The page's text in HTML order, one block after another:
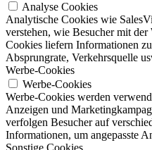
Analyse Cookies
Analytische Cookies wie
verstehen, wie Besucher mit der
Cookies liefern Informationen
Absprungrate, Verkehrsquelle
Werbe-Cookies
Werbe-Cookies
Werbe-Cookies werden
Anzeigen und
verfolgen Besucher auf
Informationen, um angepasste
Sonstige Cookies